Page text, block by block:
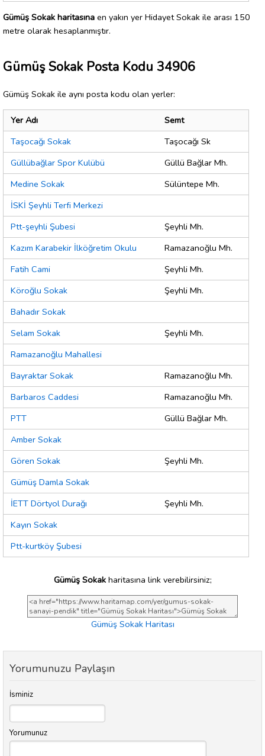
Gümüş Sokak haritasına en yakın yer Hidayet Sokak ile arası 150
metre olarak hesaplanmıştır.
Gümüş Sokak Posta Kodu 34906
Gümüş Sokak ile aynı posta kodu olan yerler:
Yer Adı
Semt
Taşocağı Sokak
Taşocağı Sk
Güllübağlar Spor Kulübü
Güllü Bağlar Mh.
Medine Sokak
Sülüntepe Mh.
İSKİ Şeyhli Terfi Merkezi
Ptt-şeyhli Şubesi
Şeyhli Mh.
Kazım Karabekir İlköğretim Okulu
Ramazanoğlu Mh.
Fatih Cami
Şeyhli Mh.
Köroğlu Sokak
Şeyhli Mh.
Bahadır Sokak
Selam Sokak
Şeyhli Mh.
Ramazanoğlu Mahallesi
Bayraktar Sokak
Ramazanoğlu Mh.
Barbaros Caddesi
Ramazanoğlu Mh.
PTT
Güllü Bağlar Mh.
Amber Sokak
Gören Sokak
Şeyhli Mh.
Gümüş Damla Sokak
İETT Dörtyol Durağı
Şeyhli Mh.
Kayın Sokak
Ptt-kurtköy Şubesi
Gümüş Sokakharitasına link verebilirsiniz;
Gümüş Sokak Haritası
Yorumunuzu Paylaşın
İsminiz
Yorumunuz